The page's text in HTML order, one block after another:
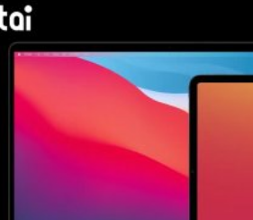
มันมาจากไหน ครั้งแรกถูกพูดถึงโดย
ไป ปี 1980 ชิปเซ็ตแบบ ARM ถูกพัฒนา
Computers บริษัทผู้พัฒนาคอมพิวเตอร์
แบบสถาปัตยกรรม…
นแล้ว! Apple เริ่มใช้ชิปแบบ
Mac ใช้แอป iPhone, iPad ได้
หรับงาน WWDC 2020 คืนแรก ภายใน
ยอะมาก ไม่ว่าจะเป็น iOS14, iPadOS14,
สังเกตว่ารุ่นเปลี่ยนไป 11 แล้วนะ) และอีก
กาศที่จะเริ่มพัฒนาชิปเซ็ตประมวลผลของ
Silicon" ซึ่งตั้งใจที่จะนำชิปประมวลผล
จจุบันมาใช้งานบนเครื่อง mac ทั้งหลาย
Pro, Mac Mini และ iMac เป็น
days ago